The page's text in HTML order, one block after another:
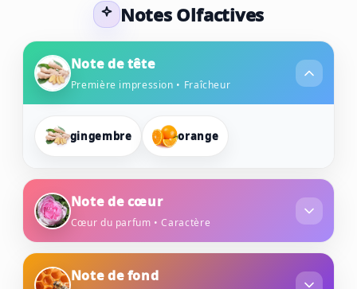
Notes Olfactives
Note de tête
Première impression • Fraîcheur
gingembre orange
Note de cœur
Cœur du parfum • Caractère
Note de fond